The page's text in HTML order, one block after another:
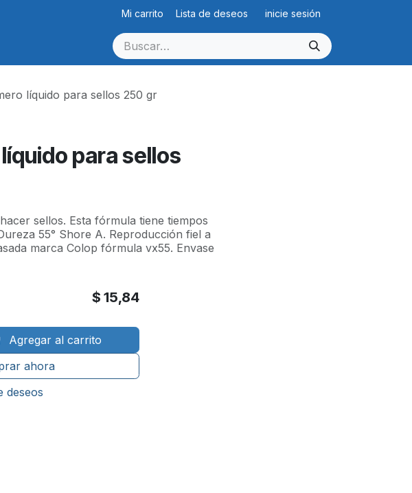
Mi carrito Lista de deseos inicie sesión
líquido para sellos 250 gr
para sellos
sellos. Esta fórmula tiene tiempos
55° Shore A. Reproducción fiel a
marca Colop fórmula vx55. Envase
Agregar al carrito
ahora
deseos
$ 15,84